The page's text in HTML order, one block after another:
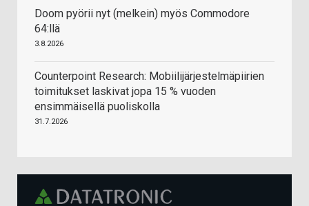
Doom pyörii nyt (melkein) myös Commodore
64:llä
3.8.2026
Counterpoint Research: Mobiilijärjestelmäpiirien
toimitukset laskivat jopa 15 % vuoden
ensimmäisellä puoliskolla
31.7.2026